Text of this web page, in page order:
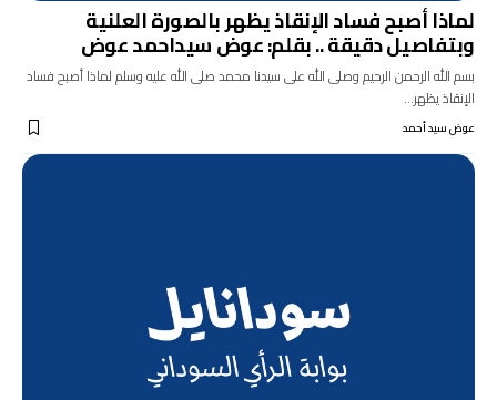
لماذا أصبح فساد الإنقاذ يظهر بالصورة العلنية
وبتفاصيل دقيقة .. بقلم: عوض سيداحمد عوض
بسم الله الرحمن الرحيم وصلى الله على سيدنا محمد صلى الله عليه وسلم لماذا أصبح فساد
الإنقاذ يظهر…
عوض سيد أحمد